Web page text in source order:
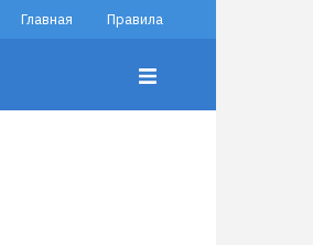
Главная Правила